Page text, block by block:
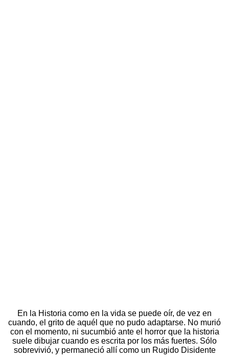
En la Historia como en la vida se puede oír, de vez en
cuando, el grito de aquél que no pudo adaptarse. No murió
con el momento, ni sucumbió ante el horror que la historia
suele dibujar cuando es escrita por los más fuertes. Sólo
sobrevivió, y permaneció allí como un Rugido Disidente